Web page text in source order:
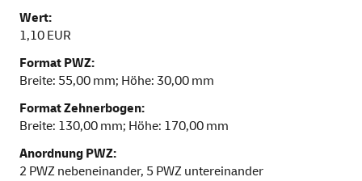
Wert:
1,10 EUR
Format PWZ:
Breite: 55,00 mm; Höhe: 30,00 mm
Format Zehnerbogen:
Breite: 130,00 mm; Höhe: 170,00 mm
Anordnung PWZ:
2 PWZ nebeneinander, 5 PWZ untereinander